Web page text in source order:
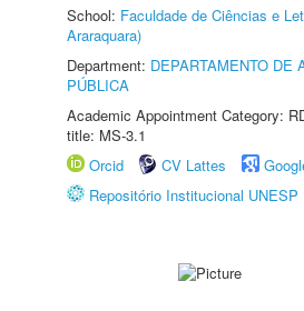
School: Faculdade de Ciências e
Araraquara)
Department: DEPARTAMENTO DE
PÚBLICA
Academic Appointment Category:
title: MS-3.1
Orcid
CV Lattes
Repositório Institucional UNESP